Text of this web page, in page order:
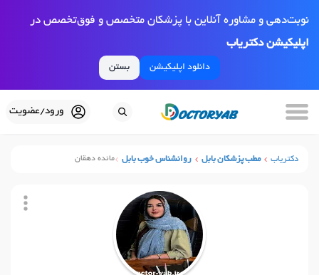
نوبت‌دهی و مشاوره آنلاین با پزشکان متخصص و فوق‌تخصص در
اپلیکیشن دکتریاب
دانلود اپلیکیشن بستن
ورود/عضویت
دکتریاب مطب پزشکان بابل روانشناس خوب بابل مائده دهقان